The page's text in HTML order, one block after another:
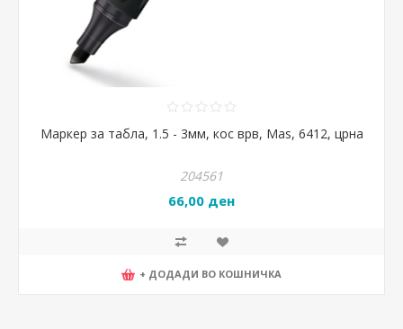
Маркер за табла, 1.5 - 3мм, кос врв, Mas, 6412, црна
204561
66,00 ден
+ ДОДАДИ ВО КОШНИЧКА